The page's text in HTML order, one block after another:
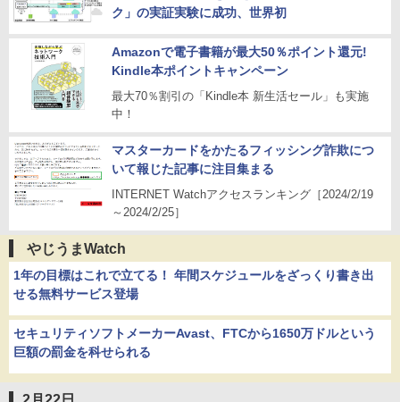
ク」の実証実験に成功、世界初
Amazonで電子書籍が最大50％ポイント還元!
Kindle本ポイントキャンペーン
最大70％割引の「Kindle本 新生活セール」も実施
中！
マスターカードをかたるフィッシング詐欺につ
いて報じた記事に注目集まる
INTERNET Watchアクセスランキング［2024/2/19
～2024/2/25］
やじうまWatch
1年の目標はこれで立てる！ 年間スケジュールをざっくり書き出
せる無料サービス登場
セキュリティソフトメーカーAvast、FTCから1650万ドルという
巨額の罰金を科せられる